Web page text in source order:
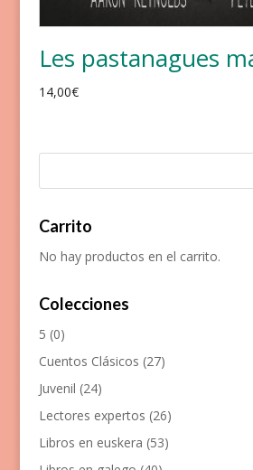
Les pastanagues
14,00€
Carrito
No hay productos en el carrito.
Colecciones
5 (0)
Cuentos Clásicos (27)
Juvenil (24)
Lectores expertos (26)
Libros en euskera (53)